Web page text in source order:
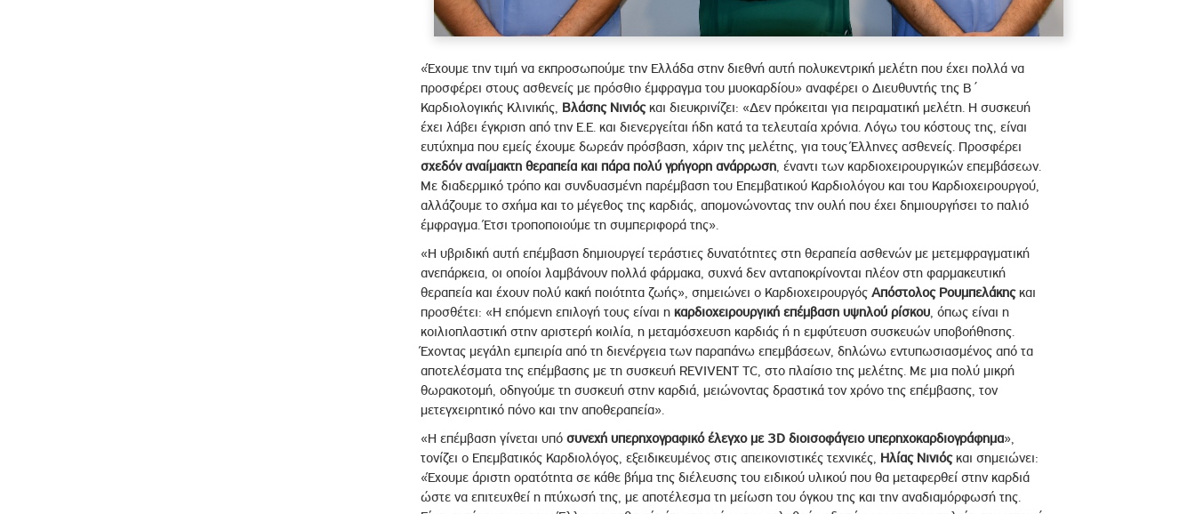
«Έχουμε την τιμή να εκπροσωπούμε την Ελλάδα στην διεθνή αυτή πολυκεντρική μελέτη που έχει πολλά να
προσφέρει στους ασθενείς με πρόσθιο έμφραγμα του μυοκαρδίου» αναφέρει ο Διευθυντής της Β΄
Καρδιολογικής Κλινικής, Βλάσης Νινιόςκαι διευκρινίζει: «Δεν πρόκειται για πειραματική μελέτη. Η συσκευή
έχει λάβει έγκριση από την Ε.Ε. και διενεργείται ήδη κατά τα τελευταία χρόνια. Λόγω του κόστους της, είναι
ευτύχημα που εμείς έχουμε δωρεάν πρόσβαση, χάριν της μελέτης, για τους Έλληνες ασθενείς. Προσφέρει
σχεδόν αναίμακτη θεραπεία και πάρα πολύ γρήγορη ανάρρωση, έναντι των καρδιοχειρουργικών επεμβάσεων.
Με διαδερμικό τρόπο και συνδυασμένη παρέμβαση του Επεμβατικού Καρδιολόγου και του Καρδιοχειρουργού,
αλλάζουμε το σχήμα και το μέγεθος της καρδιάς, απομονώνοντας την ουλή που έχει δημιουργήσει το παλιό
έμφραγμα. Έτσι τροποποιούμε τη συμπεριφορά της».
«Η υβριδική αυτή επέμβαση δημιουργεί τεράστιες δυνατότητες στη θεραπεία ασθενών με μετεμφραγματική
ανεπάρκεια, οι οποίοι λαμβάνουν πολλά φάρμακα, συχνά δεν ανταποκρίνονται πλέον στη φαρμακευτική
θεραπεία και έχουν πολύ κακή ποιότητα ζωής», σημειώνει ο Καρδιοχειρουργός Απόστολος Ρουμπελάκηςκαι
προσθέτει: «Η επόμενη επιλογή τους είναι η καρδιοχειρουργική επέμβαση υψηλού ρίσκου, όπως είναι η
κοιλιοπλαστική στην αριστερή κοιλία, η μεταμόσχευση καρδιάς ή η εμφύτευση συσκευών υποβοήθησης.
Έχοντας μεγάλη εμπειρία από τη διενέργεια των παραπάνω επεμβάσεων, δηλώνω εντυπωσιασμένος από τα
αποτελέσματα της επέμβασης με τη συσκευή REVIVENT TC, στο πλαίσιο της μελέτης. Με μια πολύ μικρή
θωρακοτομή, οδηγούμε τη συσκευή στην καρδιά, μειώνοντας δραστικά τον χρόνο της επέμβασης, τον
μετεγχειρητικό πόνο και την αποθεραπεία».
«Η επέμβαση γίνεται υπό συνεχή υπερηχογραφικό έλεγχο με 3D διοισοφάγειο υπερηχοκαρδιογράφημα»,
τονίζει ο Επεμβατικός Καρδιολόγος, εξειδικευμένος στις απεικονιστικές τεχνικές, Ηλίας Νινιόςκαι σημειώνει:
«Έχουμε άριστη ορατότητα σε κάθε βήμα της διέλευσης του ειδικού υλικού που θα μεταφερθεί στην καρδιά
ώστε να επιτευχθεί η πτύχωσή της, με αποτέλεσμα τη μείωση του όγκου της και την αναδιαμόρφωσή της.